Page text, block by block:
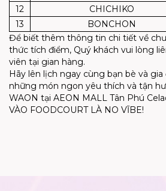
12
CHICHIKO
13
BONCHON
Để biết thêm thông tin chi tiết về
thức tích điểm, Quý khách vui lòng
viên tại gian hàng.
Hãy lên lịch ngay cùng bạn bè và
những món ngon yêu thích và tận
WAON tại AEON MALL Tân Phú
VÀO FOODCOURT LÀ NO VĨBE!